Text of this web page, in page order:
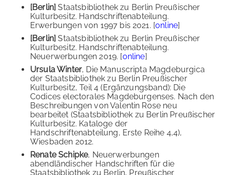
[Berlin] Staatsbibliothek zu Berlin Preußischer
Kulturbesitz. Handschriftenabteilung.
Erwerbungen von 1997 bis 2021. [online]
[Berlin] Staatsbibliothek zu Berlin Preußischer
Kulturbesitz. Handschriftenabteilung.
Neuerwerbungen 2019. [online]
Ursula Winter, Die Manuscripta Magdeburgica
der Staatsbibliothek zu Berlin Preußischer
Kulturbesitz, Teil 4 (Ergänzungsband): Die
Codices electorales Magdeburgenses. Nach den
Beschreibungen von Valentin Rose neu
bearbeitet (Staatsbibliothek zu Berlin Preußischer
Kulturbesitz. Kataloge der
Handschriftenabteilung, Erste Reihe 4,4),
Wiesbaden 2012.
Renate Schipke, Neuerwerbungen
abendländischer Handschriften für die
Staatsbibliothek zu Berlin, Preußischer